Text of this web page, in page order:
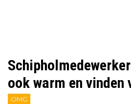
ook warm en vinden
OMG